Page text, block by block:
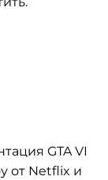
GTA VI
от Netflix и